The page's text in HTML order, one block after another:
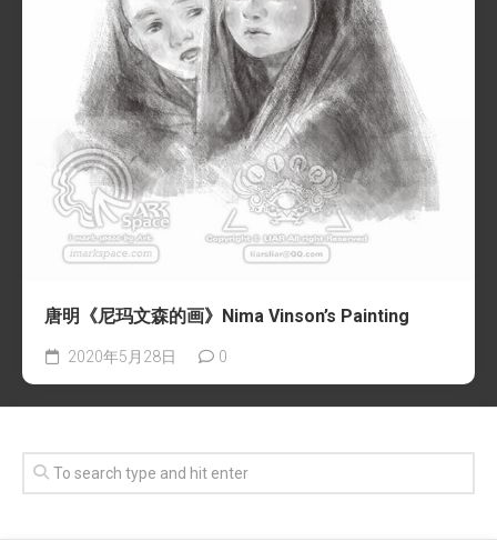
唐明《尼玛文森的画》Nima Vinson’s Painting
2020年5月28日 0